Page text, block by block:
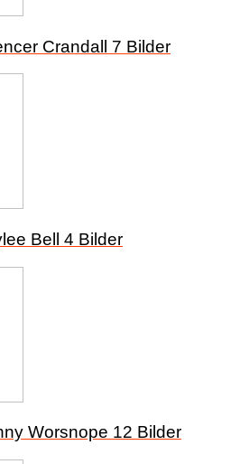
Crandall 7 Bilder
Bell 4 Bilder
Worsnope 12 Bilder